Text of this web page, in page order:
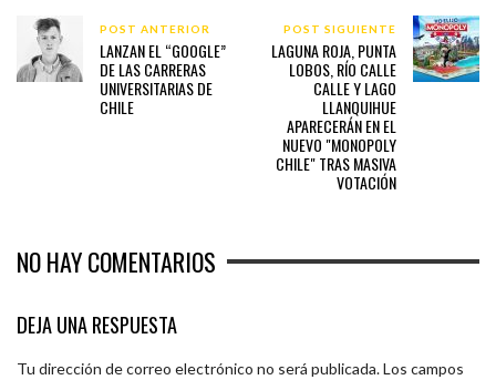
POST ANTERIOR
LANZAN EL “GOOGLE”
DE LAS CARRERAS
UNIVERSITARIAS DE
CHILE
POST SIGUIENTE
LAGUNA ROJA, PUNTA
LOBOS, RÍO CALLE
CALLE Y LAGO
LLANQUIHUE
APARECERÁN EN EL
NUEVO "MONOPOLY
CHILE" TRAS MASIVA
VOTACIÓN
NO HAY COMENTARIOS
DEJA UNA RESPUESTA
Tu dirección de correo electrónico no será publicada.Los campos